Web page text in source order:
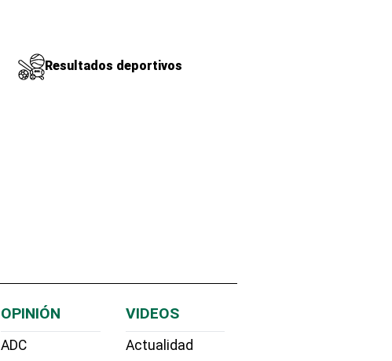
Resultados deportivos
OPINIÓN
ADC
VIDEOS
Actualidad